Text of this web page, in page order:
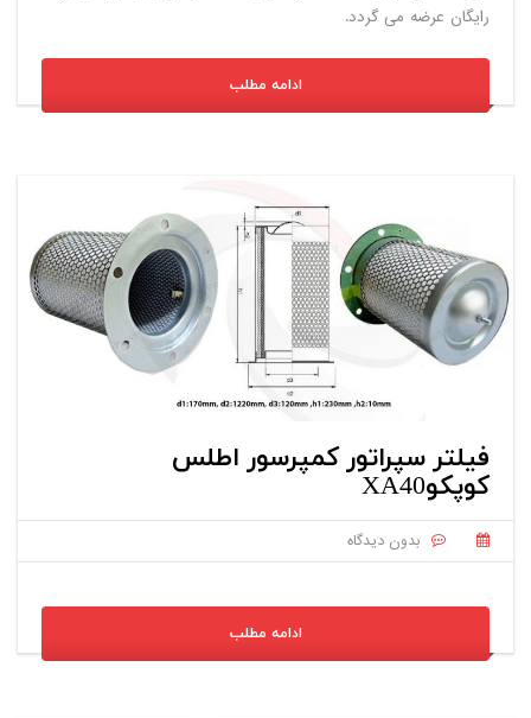
رایگان عرضه می گردد.
ادامه مطلب
فیلتر سپراتور کمپرسور اطلس
کوپکوXA40
بدون دیدگاه
ادامه مطلب